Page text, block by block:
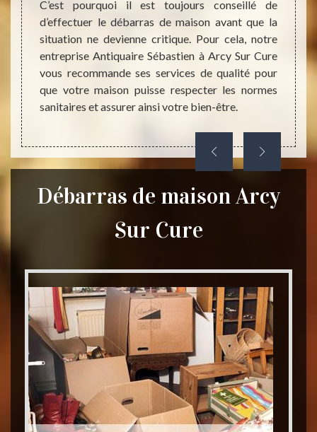
pour
de
peut
de
C’est pourquoi il est toujours conseillé de
d’effectuer le débarras de maison avant que la
situation ne devienne critique. Pour cela, notre
entreprise Antiquaire Sébastien à Arcy Sur Cure
vous recommande ses services de qualité pour
que votre maison puisse respecter les normes
sanitaires et assurer ainsi votre bien-être.
de
Débarras de maison Arcy
Sur Cure